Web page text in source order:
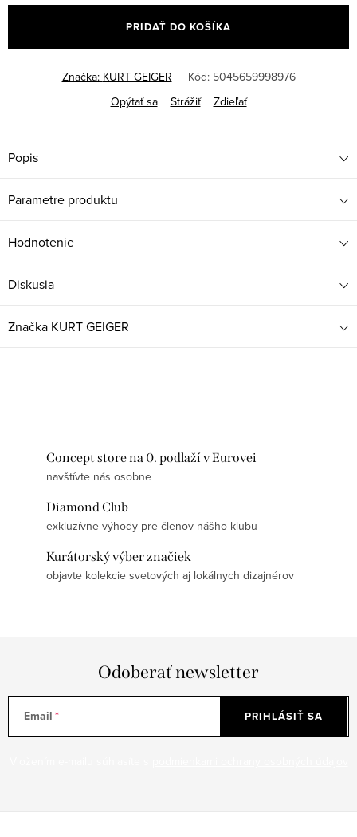
cena:
PRIDAŤ DO KOŠÍKA
Značka: KURT GEIGER Kód: 5045659998976
Opýtať sa
Strážiť Zdieľať
Popis
Parametre produktu
Hodnotenie
Diskusia
Značka KURT GEIGER
Concept store na 0. podlaží v Eurovei
navštívte nás osobne
Diamond Club
exkluzívne výhody pre členov nášho klubu
Kurátorský výber značiek
objavte kolekcie svetových aj lokálnych dizajnérov
Odoberať newsletter
Email PRIHLÁSIŤ SA